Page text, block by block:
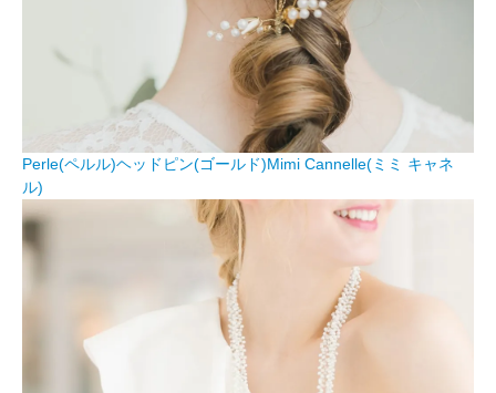
Perle(ペルル)ヘッドピン(ゴールド)Mimi Cannelle(ミミ キャネ
ル)